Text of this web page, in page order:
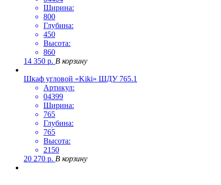
Ширина:
800
Глубина:
450
Высота:
860
14 350 р. В корзину
Шкаф угловой «Kiki» ШДУ 765.1
Артикул:
04399
Ширина:
765
Глубина:
765
Высота:
2150
20 270 р. В корзину